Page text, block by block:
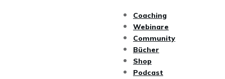
Coaching
Webinare
Community
Bücher
Shop
Podcast